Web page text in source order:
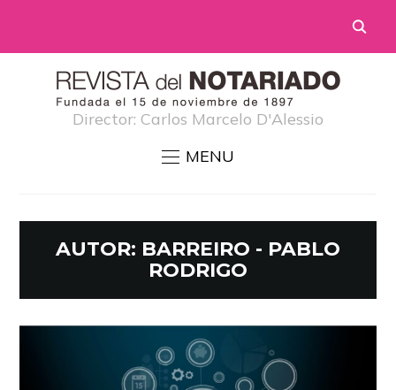
Director: Carlos Marcelo D'Alessio
MENU
AUTOR: BARREIRO - PABLO
RODRIGO